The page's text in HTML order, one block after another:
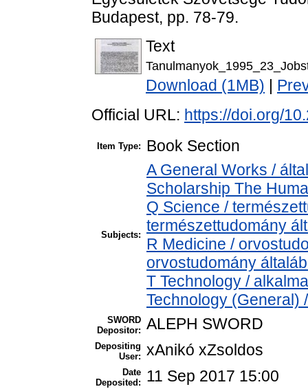
Budapest, pp. 78-79.
Text
Download (1MB)
Official URL: https://doi.org/
Item Type: Book Section
Subjects:
A General Works /
Scholarship The
Q Science /
természettudomány
R Medicine /
orvostudomány
T Technology /
Technology (General)
SWORD
Depositor: ALEPH SWORD
Depositing
User: xAnikó xZsoldos
Date
Deposited:
11 Sep 2017 15:00